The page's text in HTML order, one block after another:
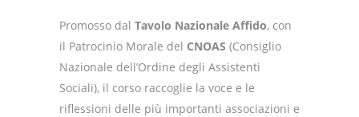
Promosso dal Tavolo Nazionale Affido, con
il Patrocinio Morale del CNOAS (Consiglio
Nazionale dell’Ordine degli Assistenti
Sociali), il corso raccoglie la voce e le
riflessioni delle più importanti associazioni e